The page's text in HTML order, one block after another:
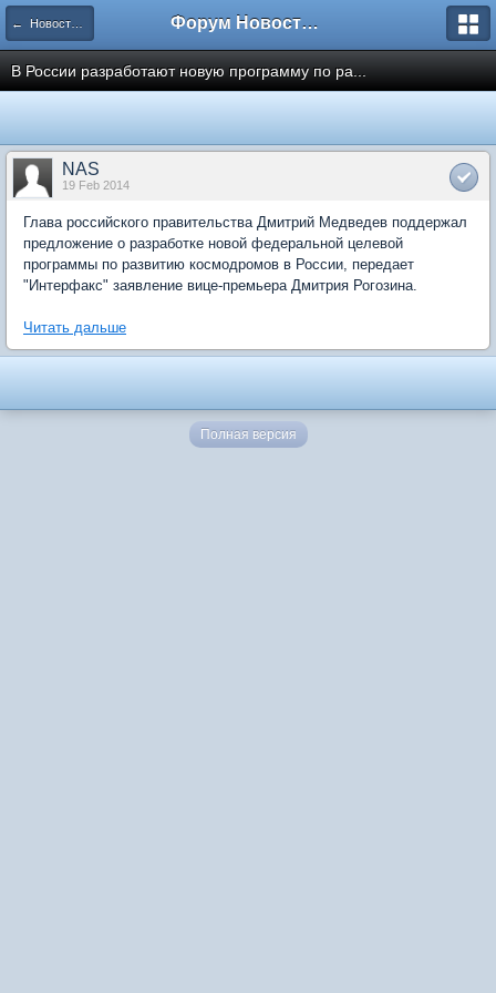
← Новости рынка недвижимости Форум Новостройки
В России разработают новую программу по ра...
NAS
19 Feb 2014
Глава российского правительства Дмитрий Медведев поддержал
предложение о разработке новой федеральной целевой
программы по развитию космодромов в России, передает
"Интерфакс" заявление вице-премьера Дмитрия Рогозина.
Читать дальше
Полная версия